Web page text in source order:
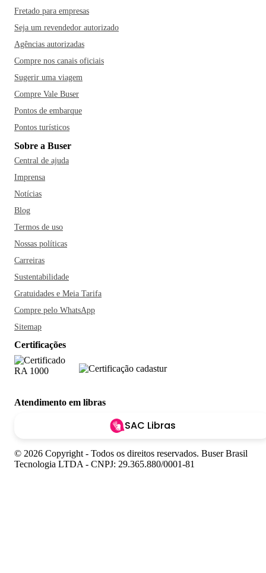
Fretado para empresas
Seja um revendedor autorizado
Agências autorizadas
Compre nos canais oficiais
Sugerir uma viagem
Compre Vale Buser
Pontos de embarque
Pontos turísticos
Sobre a Buser
Central de ajuda
Imprensa
Notícias
Blog
Termos de uso
Nossas políticas
Carreiras
Sustentabilidade
Gratuidades e Meia Tarifa
Compre pelo WhatsApp
Sitemap
Certificações
Atendimento em libras
SAC Libras
© 2026 Copyright - Todos os direitos reservados. Buser Brasil
Tecnologia LTDA - CNPJ: 29.365.880/0001-81